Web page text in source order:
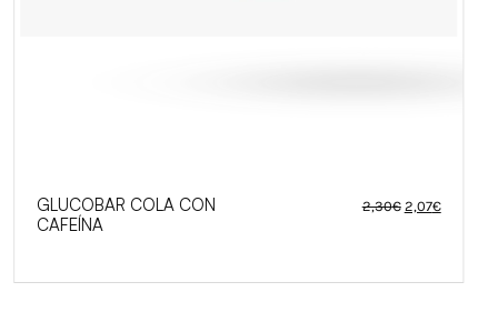
GLUCOBAR COLA CON
CAFEÍNA
€precio
2,07€precio